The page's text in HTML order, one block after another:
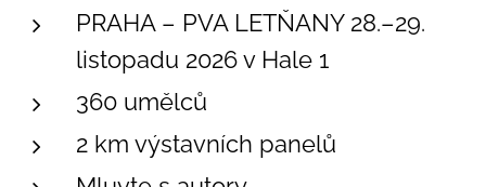
PRAHA – PVA LETŇANY 28.–29.
listopadu 2026 v Hale 1
360 umělců
2 km výstavních panelů